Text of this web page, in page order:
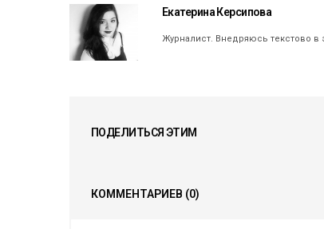
Екатерина Керсипова
Журналист. Внедряюсь текстово в
ПОДЕЛИТЬСЯ ЭТИМ
КОММЕНТАРИЕВ (0)